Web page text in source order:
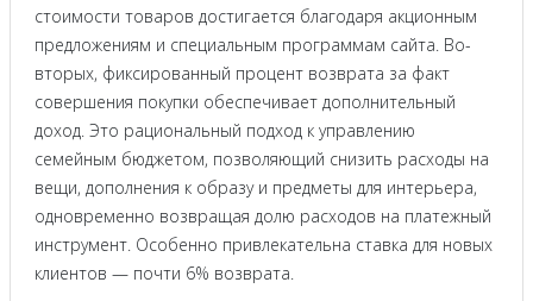
стоимости товаров достигается благодаря акционным
предложениям и специальным программам сайта. Во-
вторых, фиксированный процент возврата за факт
совершения покупки обеспечивает дополнительный
доход. Это рациональный подход к управлению
семейным бюджетом, позволяющий снизить расходы на
вещи, дополнения к образу и предметы для интерьера,
одновременно возвращая долю расходов на платежный
инструмент. Особенно привлекательна ставка для новых
клиентов — почти 6% возврата.